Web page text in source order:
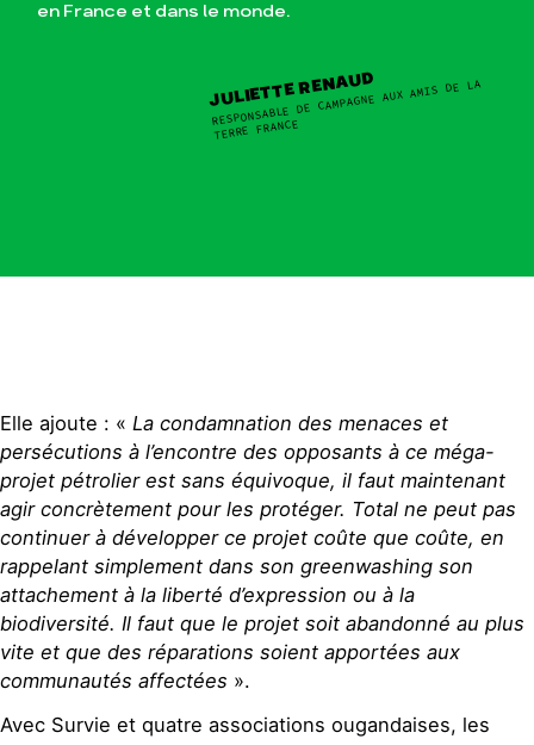
en France et dans le monde.
JULIETTE RENAUD
RESPONSABLE DE CAMPAGNE AUX AMIS DE LA
TERRE FRANCE
Elle ajoute : « La condamnation des menaces et
persécutions à l’encontre des opposants à ce méga-
projet pétrolier est sans équivoque, il faut maintenant
agir concrètement pour les protéger. Total ne peut pas
continuer à développer ce projet coûte que coûte, en
rappelant simplement dans son greenwashing son
attachement à la liberté d’expression ou à la
biodiversité. Il faut que le projet soit abandonné au plus
vite et que des réparations soient apportées aux
communautés affectées ».
Avec Survie et quatre associations ougandaises, les